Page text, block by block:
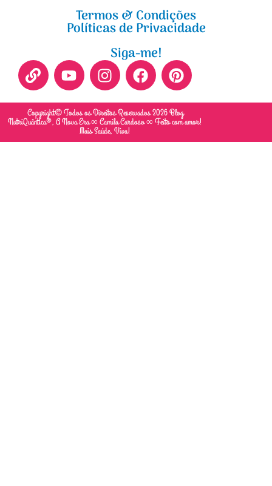
Termos & Condições
Políticas de Privacidade
Siga-me!
Copyright© Todos os Direitos Reservados 2026 Blog
NutriQuântica®, A Nova Era ∞ Camila Cardoso ∞ Feito com amor!
Mais Saúde, Viva!